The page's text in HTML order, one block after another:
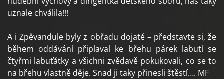
uznale chválila!!!
A i Zpěvandule byly z obřadu dojaté – představte si, že
během oddávání připlaval ke břehu párek labutí se
čtyřmi labuťátky a všichni zvědavě pokukovali, co se to
na břehu vlastně děje. Snad ji taky přinesli štěstí…. MF